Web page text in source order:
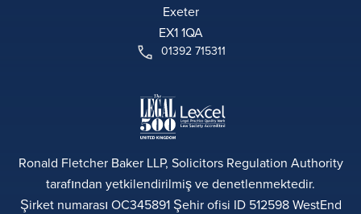
Exeter
EX1 1QA
01392 715311
Ronald Fletcher Baker LLP, Solicitors Regulation Authority
tarafından yetkilendirilmiş ve denetlenmektedir.
Şirket numarası OC345891 Şehir ofisi ID 512598 WestEnd